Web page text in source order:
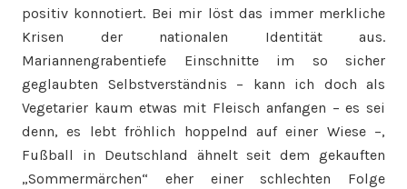
positiv konnotiert. Bei mir löst das immer merkliche
Krisen der nationalen Identität aus.
Mariannengrabentiefe Einschnitte im so sicher
geglaubten Selbstverständnis – kann ich doch als
Vegetarier kaum etwas mit Fleisch anfangen – es sei
denn, es lebt fröhlich hoppelnd auf einer Wiese –,
Fußball in Deutschland ähnelt seit dem gekauften
„Sommermärchen“ eher einer schlechten Folge